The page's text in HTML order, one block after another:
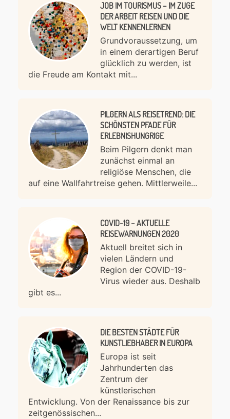
JOB IM TOURISMUS – IM ZUGE
DER ARBEIT REISEN UND DIE
WELT KENNENLERNEN
Grundvoraussetzung, um
in einem derartigen Beruf
glücklich zu werden, ist
die Freude am Kontakt mit...
PILGERN ALS REISETREND: DIE
SCHÖNSTEN PFADE FÜR
ERLEBNISHUNGRIGE
Beim Pilgern denkt man
zunächst einmal an
religiöse Menschen, die
auf eine Wallfahrtreise gehen. Mittlerweile...
COVID-19 – AKTUELLE
REISEWARNUNGEN 2020
Aktuell breitet sich in
vielen Ländern und
Region der COVID-19-
Virus wieder aus. Deshalb
gibt es...
DIE BESTEN STÄDTE FÜR
KUNSTLIEBHABER IN EUROPA
Europa ist seit
Jahrhunderten das
Zentrum der
künstlerischen
Entwicklung. Von der Renaissance bis zur
zeitgenössischen...